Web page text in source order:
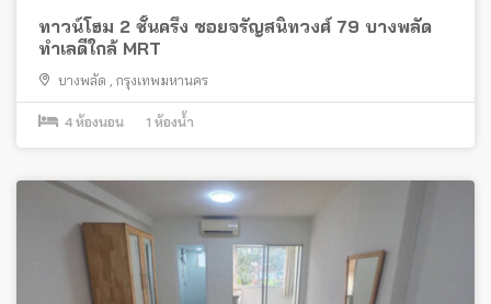
ทาวน์โฮม 2 ชั้นครึ่ง ซอยจรัญสนิทวงศ์ 79 บางพลัด
ทำเลดีใกล้ MRT
บางพลัด กรุงเทพมหานคร
4 ห้องนอน 1 ห้องน้ำ